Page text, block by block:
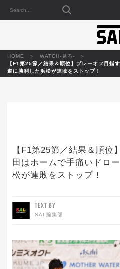
HOME
WATCH-見る-
【F1第25節／結果＆順位】プレーオフ目指
道に勝利した浜松が連敗をストップ！
【F1第25節／結果＆順位
田はホームで手痛いドロ
松が連敗をストップ！
TEXT BY
SAL編集部